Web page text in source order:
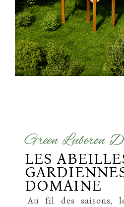
Green Luberon
LES
DOMAINE
Au fil des saisons,